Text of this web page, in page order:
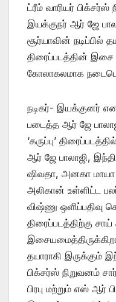
ட்ரீம் வாரியர் பிக்சர்ஸ்
இயக்குநர் ஆர் ஜே
சூர்யாவின் நடிப்பில்
திரைப்படத்தின் இசை
கோலாகலமாக
நடிகர்- இயக்குனர்
படைத்த ஆர் ஜே
‘கருப்பு’
ஆர் ஜே பாலாஜி,
ஷிவதா, அனகா மாயா
அலிகான் உள்ளிட்ட பலர்
விஷ்ணு ஒளிப்பதிவு
திரைப்படத்திற்கு
தயாராகி இருக்கும்
பிக்சர்ஸ் நிறுவனம்
பிரபு மற்றும் எஸ் ஆர்